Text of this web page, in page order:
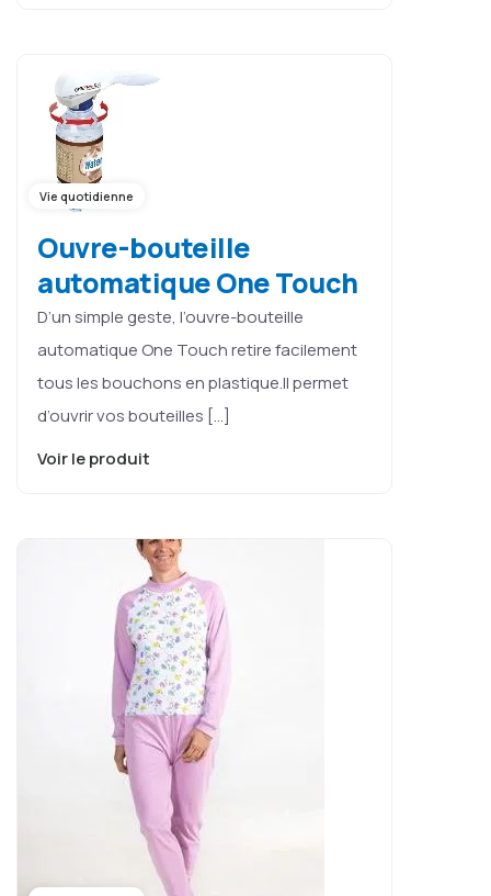
Vie quotidienne
Ouvre-bouteille
automatique One Touch
D’un simple geste, l’ouvre-bouteille
automatique One Touch retire facilement
tous les bouchons en plastique.Il permet
d’ouvrir vos bouteilles […]
Voir le produit